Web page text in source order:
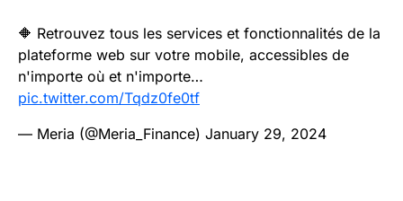
🔶 Retrouvez tous les services et fonctionnalités de la
plateforme web sur votre mobile, accessibles de
n'importe où et n'importe…
pic.twitter.com/Tqdz0fe0tf
— Meria (@Meria_Finance) January 29, 2024